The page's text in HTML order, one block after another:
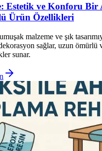
Estetik ve Konforu Bir
Ürün Özellikleri
malzeme ve şık
sağlar, uzun ömürlü
sunar.